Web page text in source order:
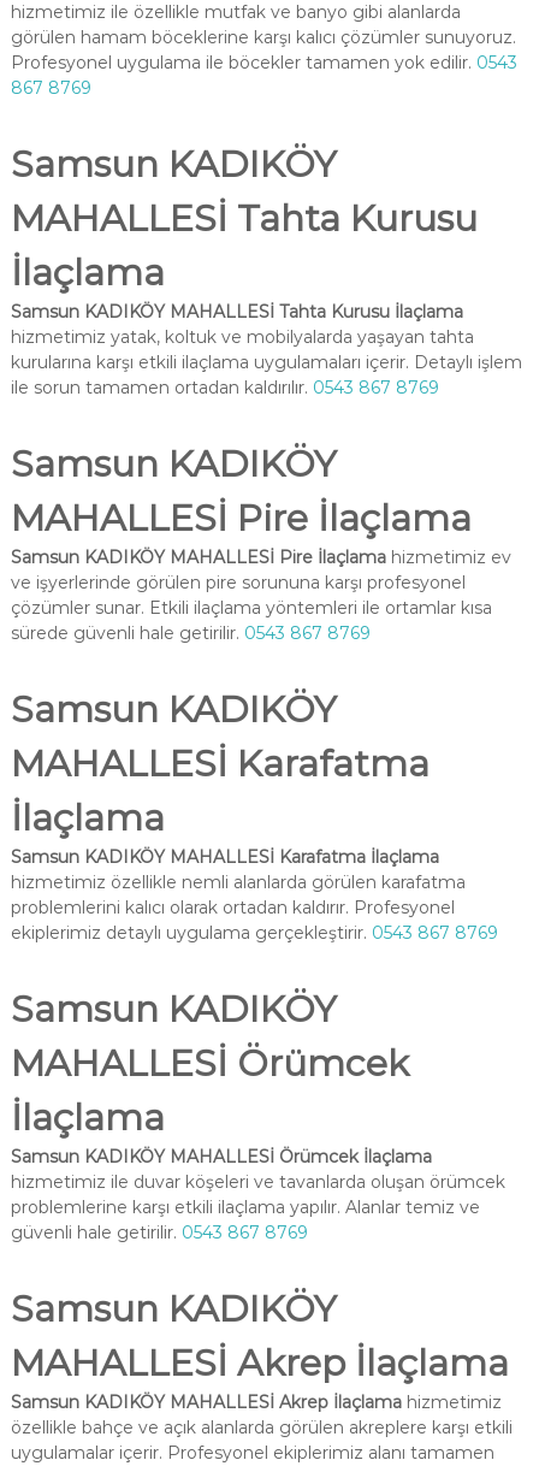
hizmetimiz ile özellikle mutfak ve banyo gibi alanlarda
görülen hamam böceklerine karşı kalıcı çözümler sunuyoruz.
Profesyonel uygulama ile böcekler tamamen yok edilir. 0543
867 8769
Samsun KADIKÖY
MAHALLESİ Tahta Kurusu
İlaçlama
Samsun KADIKÖY MAHALLESİ Tahta Kurusu İlaçlama
hizmetimiz yatak, koltuk ve mobilyalarda yaşayan tahta
kurularına karşı etkili ilaçlama uygulamaları içerir. Detaylı işlem
ile sorun tamamen ortadan kaldırılır. 0543 867 8769
Samsun KADIKÖY
MAHALLESİ Pire İlaçlama
Samsun KADIKÖY MAHALLESİ Pire İlaçlamahizmetimiz ev
ve işyerlerinde görülen pire sorununa karşı profesyonel
çözümler sunar. Etkili ilaçlama yöntemleri ile ortamlar kısa
sürede güvenli hale getirilir. 0543 867 8769
Samsun KADIKÖY
MAHALLESİ Karafatma
İlaçlama
Samsun KADIKÖY MAHALLESİ Karafatma İlaçlama
hizmetimiz özellikle nemli alanlarda görülen karafatma
problemlerini kalıcı olarak ortadan kaldırır. Profesyonel
ekiplerimiz detaylı uygulama gerçekleştirir. 0543 867 8769
Samsun KADIKÖY
MAHALLESİ Örümcek
İlaçlama
Samsun KADIKÖY MAHALLESİ Örümcek İlaçlama
hizmetimiz ile duvar köşeleri ve tavanlarda oluşan örümcek
problemlerine karşı etkili ilaçlama yapılır. Alanlar temiz ve
güvenli hale getirilir. 0543 867 8769
Samsun KADIKÖY
MAHALLESİ Akrep İlaçlama
Samsun KADIKÖY MAHALLESİ Akrep İlaçlamahizmetimiz
özellikle bahçe ve açık alanlarda görülen akreplere karşı etkili
uygulamalar içerir. Profesyonel ekiplerimiz alanı tamamen